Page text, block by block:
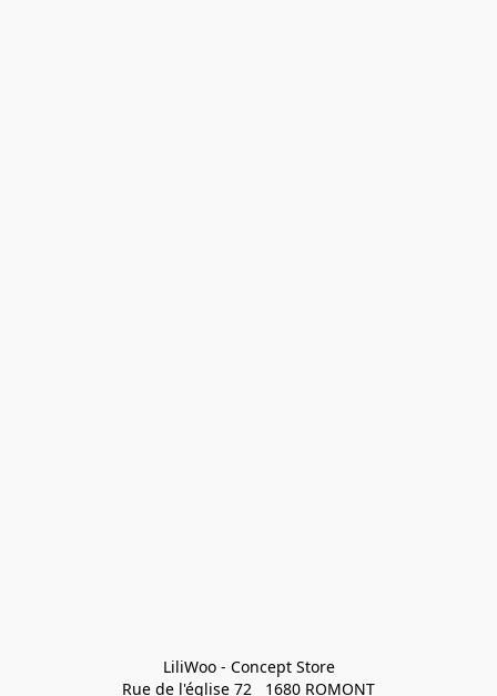
LiliWoo - Concept Store
Rue de l'église 72   1680 ROMONT